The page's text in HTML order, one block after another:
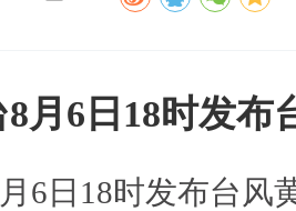
月6日18时发布
6日18时发布台风